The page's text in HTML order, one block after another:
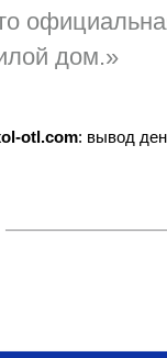
дом.»
otl.com: вывод